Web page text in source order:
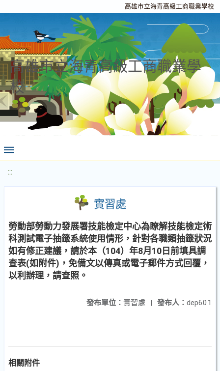
高雄市立海青高級工商職業學校
高雄市立海青高級工商職業學
校
:::
實習處
勞動部勞動力發展署技能檢定中心為瞭解技能檢定術
科測試電子抽籤系統使用情形，針對各職類抽籤狀況
如有修正建議，請於本（104）年8月10日前填具調
查表(如附件)，免備文以傳真或電子郵件方式回覆，
以利辦理，請查照。
發布人： dep601
發布單位： 實習處 |
相關附件